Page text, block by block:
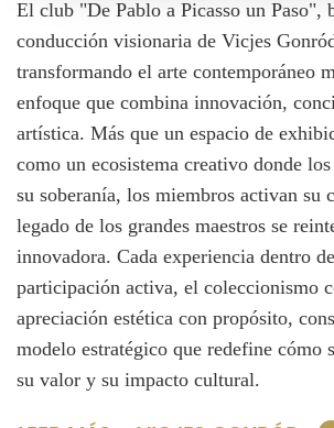
El club "De Pablo a Picasso un Paso",
conducción visionaria de Vicjes
transformando el arte contemporáneo
enfoque que combina innovación,
artística. Más que un espacio de
como un ecosistema creativo donde
su soberanía, los miembros activan su
legado de los grandes maestros se
innovadora. Cada experiencia dentro
participación activa, el coleccionismo
apreciación estética con propósito,
modelo estratégico que redefine cómo
su valor y su impacto cultural.